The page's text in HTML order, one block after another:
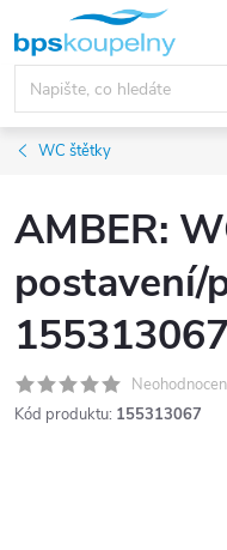
obsah
WC štětky
AMBER:
postavení/
155313067
Kód produktu: 155313067